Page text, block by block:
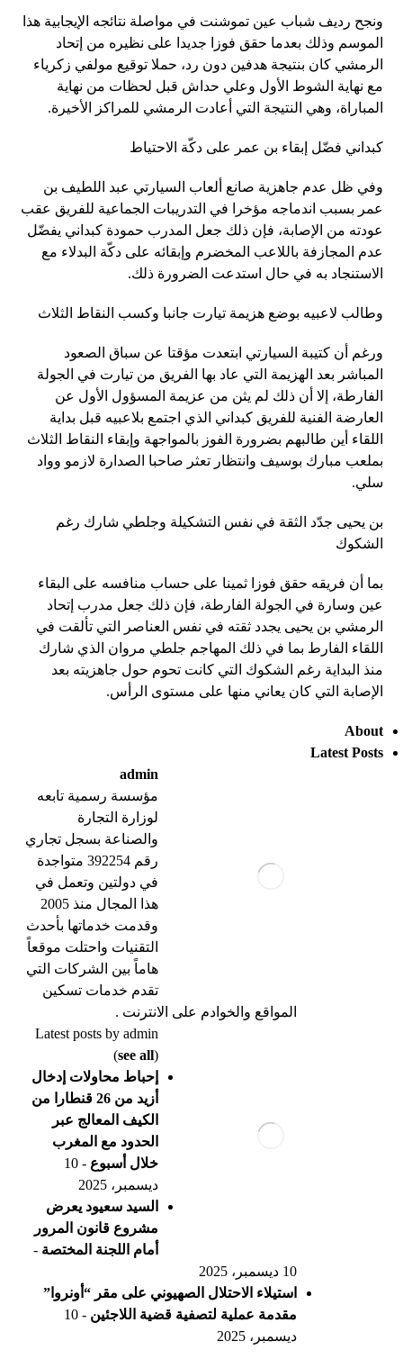
ونجح رديف شباب عين تموشنت في مواصلة نتائجه الإيجابية هذا
الموسم وذلك بعدما حقق فوزا جديدا على نظيره من إتحاد
الرمشي كان بنتيجة هدفين دون رد، حملا توقيع مولفي زكرياء
مع نهاية الشوط الأول وعلي حداش قبل لحظات من نهاية
المباراة، وهي النتيجة التي أعادت الرمشي للمراكز الأخيرة.
كبداني فضّل إبقاء بن عمر على دكّة الاحتياط
وفي ظل عدم جاهزية صانع ألعاب السيارتي عبد اللطيف بن
عمر بسبب اندماجه مؤخرا في التدريبات الجماعية للفريق عقب
عودته من الإصابة، فإن ذلك جعل المدرب حمودة كبداني يفضّل
عدم المجازفة باللاعب المخضرم وإبقائه على دكّة البدلاء مع
الاستنجاد به في حال استدعت الضرورة ذلك.
وطالب لاعبيه بوضع هزيمة تيارت جانبا وكسب النقاط الثلاث
ورغم أن كتيبة السيارتي ابتعدت مؤقتا عن سباق الصعود
المباشر بعد الهزيمة التي عاد بها الفريق من تيارت في الجولة
الفارطة، إلا أن ذلك لم يثن من عزيمة المسؤول الأول عن
العارضة الفنية للفريق كبداني الذي اجتمع بلاعبيه قبل بداية
اللقاء أين طالبهم بضرورة الفوز بالمواجهة وإبقاء النقاط الثلاث
بملعب مبارك بوسيف وانتظار تعثر صاحبا الصدارة لازمو وواد
سلي.
بن يحيى جدّد الثقة في نفس التشكيلة وجلطي شارك رغم
الشكوك
بما أن فريقه حقق فوزا ثمينا على حساب منافسه على البقاء
عين وسارة في الجولة الفارطة، فإن ذلك جعل مدرب إتحاد
الرمشي بن يحيى يجدد ثقته في نفس العناصر التي تألقت في
اللقاء الفارط بما في ذلك المهاجم جلطي مروان الذي شارك
منذ البداية رغم الشكوك التي كانت تحوم حول جاهزيته بعد
الإصابة التي كان يعاني منها على مستوى الرأس.
About
Latest Posts
admin
مؤسسة رسمية تابعه
لوزارة التجارة
والصناعة بسجل تجاري
رقم 392254 متواجدة
في دولتين وتعمل في
هذا المجال منذ 2005
وقدمت خدماتها بأحدث
التقنيات واحتلت موقعاً
هاماً بين الشركات التي
تقدم خدمات تسكين
المواقع والخوادم على الانترنت .
Latest posts by admin
(see all)
إحباط محاولات إدخال
أزيد من 26 قنطارا من
الكيف المعالج عبر
الحدود مع المغرب
خلال أسبوع
- 10
ديسمبر، 2025
السيد سعيود يعرض
مشروع قانون المرور
أمام اللجنة المختصة -
10 ديسمبر، 2025
استيلاء الاحتلال الصهيوني على مقر “أونروا”
مقدمة عملية لتصفية قضية اللاجئين
- 10
ديسمبر، 2025